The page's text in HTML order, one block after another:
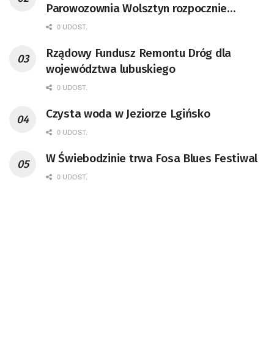
Parowozownia Wolsztyn rozpocznie
remont unikatowego Tr5-65
0 UDOST.
Rządowy Fundusz Remontu Dróg dla
województwa lubuskiego
0 UDOST.
Czysta woda w Jeziorze Lgińsko
0 UDOST.
W Świebodzinie trwa Fosa Blues Festiwal
0 UDOST.